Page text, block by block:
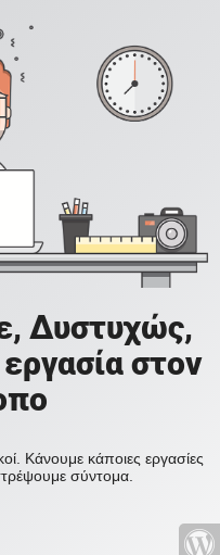
Δυστυχώς,
στον
Κάνουμε κάποιες εργασίες
σύντομα.